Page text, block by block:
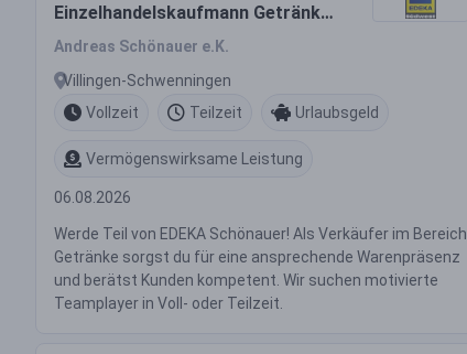
Einzelhandelskaufmann Getränke
(m/w/d)
Andreas Schönauer e.K.
Villingen-Schwenningen
Vollzeit
Teilzeit Urlaubsgeld
Vermögenswirksame Leistung
06.08.2026
Werde Teil von EDEKA Schönauer! Als Verkäufer im Bereich
Getränke sorgst du für eine ansprechende Warenpräsenz
und berätst Kunden kompetent. Wir suchen motivierte
Teamplayer in Voll- oder Teilzeit.